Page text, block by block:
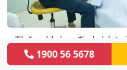
Thăm khám định kỳ
hẹn với bác sĩ để
1900 56 5678